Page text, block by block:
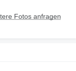
Fotos anfragen